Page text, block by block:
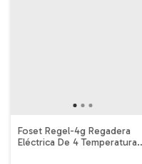
Foset Regel-4g Regadera
Eléctrica De 4 Temperaturas